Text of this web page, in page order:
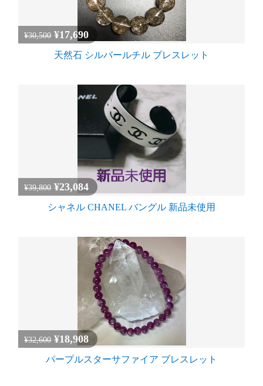
¥30,500 ¥17,690
天然石 シルバールチル ブレスレット
¥39,800 ¥23,084
シャネル CHANEL バングル 新品未使用
¥32,600 ¥18,908
パープルスターサファイア ブレスレット